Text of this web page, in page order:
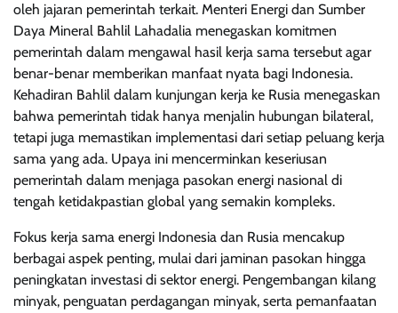
oleh jajaran pemerintah terkait. Menteri Energi dan Sumber
Daya Mineral Bahlil Lahadalia menegaskan komitmen
pemerintah dalam mengawal hasil kerja sama tersebut agar
benar-benar memberikan manfaat nyata bagi Indonesia.
Kehadiran Bahlil dalam kunjungan kerja ke Rusia menegaskan
bahwa pemerintah tidak hanya menjalin hubungan bilateral,
tetapi juga memastikan implementasi dari setiap peluang kerja
sama yang ada. Upaya ini mencerminkan keseriusan
pemerintah dalam menjaga pasokan energi nasional di
tengah ketidakpastian global yang semakin kompleks.
Fokus kerja sama energi Indonesia dan Rusia mencakup
berbagai aspek penting, mulai dari jaminan pasokan hingga
peningkatan investasi di sektor energi. Pengembangan kilang
minyak, penguatan perdagangan minyak, serta pemanfaatan